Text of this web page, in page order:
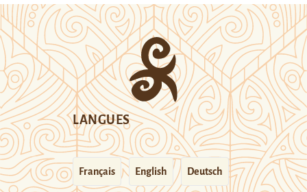
LANGUES
Français English Deutsch